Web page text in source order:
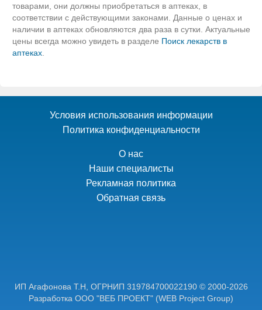
товарами, они должны приобретаться в аптеках, в
соответствии с действующими законами. Данные о ценах и
наличии в аптеках обновляются два раза в сутки. Актуальные
цены всегда можно увидеть в разделе Поиск лекарств в
аптеках.
Условия использования информации
Политика конфиденциальности
О нас
Наши специалисты
Рекламная политика
Обратная связь
ИП Агафонова Т.Н, ОГРНИП 319784700022190 © 2000-2026
Разработка ООО "ВЕБ ПРОЕКТ" (WEB Project Group)